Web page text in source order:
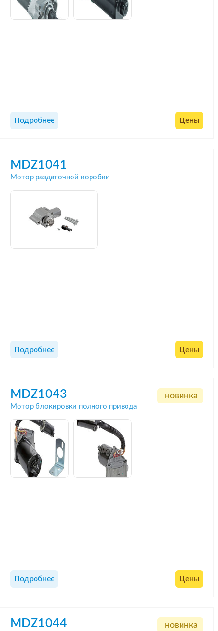
Подробнее Цены
MDZ1041
Мотор раздаточной коробки
Подробнее Цены
MDZ1043
Мотор блокировки полного привода
новинка
Подробнее Цены
MDZ1044 новинка